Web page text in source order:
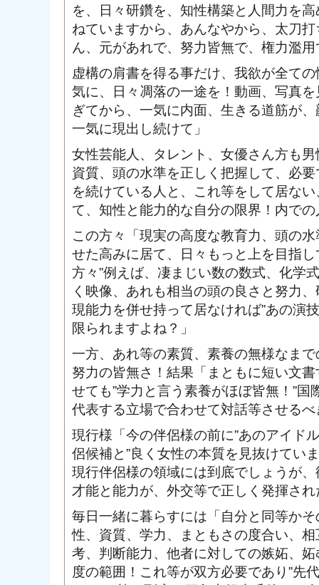
を、日々研鑽を、知性構築と人間力を
ねていますから、あんなやから、太刀
ん、元があれで、努力皆無で、権力濫用
虚構の肩書を得る事だけ、我欲が全て
気に、日々凋落の一途を！動画、写真
ぎてから、一気に内面、生きる道筋が
一気に現出し続けて」
女性芸能人、タレント、女優さん方も
資質、頭の水準を正しく把握して、必
を続けている人と、これ等をして居な
て、知性と能力的な自分の限界！内で
この方々「現実の高度な教育力、頭の
せた高みに居て、日々もっと上を目指
方々”例えば、凄まじい数の数式、化学
く映像、あれも相当の頭の良さと努力
現能力を併せ持って居なければ”あの演
限られますよね？」
一方、あれ等の素質、素養の無様なま
努力の皆無さ！結果「まともに短い文
せても”学力と言う素養がほぼ皆無！”
代表する立場で合わせて対話等させるべ
現行様「今の伴侶様の前に”あのアイド
侶候補と”良く女性の本質を見抜けてい
現行伴侶様の領域には到底でしょうが
才能と能力が、外交等で正しく発揮さ
毎日一緒に暮らすには「自分と同等か
性、資質、学力、まともさの度合い、
考、判断能力、他者に対しての嫉妬、
度の範囲！これ等が双方必要であり”先